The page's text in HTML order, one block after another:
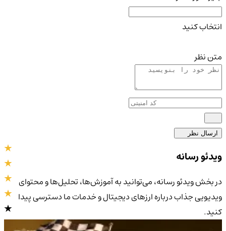
انتخاب کنید
متن نظر
ارسال نظر
4.9/5
ویدئو رسانه
در بخش ویدئو رسانه، می‌توانید به آموزش‌ها، تحلیل‌ها و محتوای
ویدیویی جذاب درباره ارزهای دیجیتال و خدمات ما دسترسی پیدا
کنید.